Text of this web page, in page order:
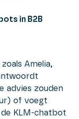
in B2B
Amelia,
advies zouden
of voegt
KLM-chatbot